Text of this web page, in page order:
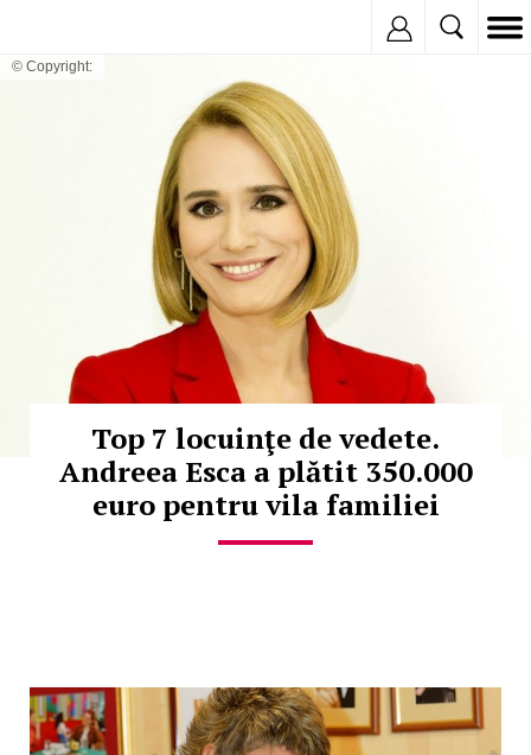
© Copyright:
Top 7 locuinţe de vedete.
Andreea Esca a plătit 350.000
euro pentru vila familiei